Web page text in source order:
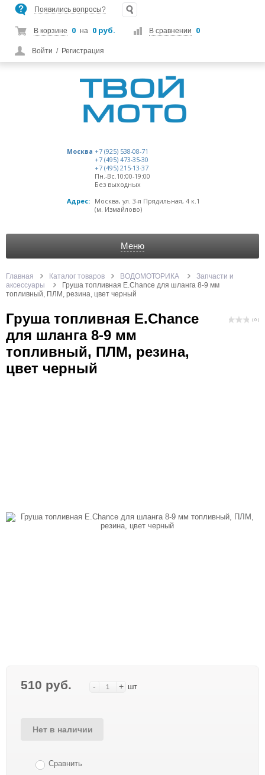
Появились вопросы?
В корзине 0 на 0 руб. В сравнении 0
Войти / Регистрация
Москва +7 (925) 538-08-71
+7 (495) 473-35-30
+7 (495) 215-13-37
Пн.-Вс.10:00-19:00
Без выходных
Адрес:
Москва, ул. 3-я Прядильная, 4 к.1
(м. Измайлово)
Меню
Главная Каталог товаров ВОДОМОТОРИКА
Запчасти и
аксессуары
Груша топливная E.Chance для шланга 8-9 мм
топливный, ПЛМ, резина, цвет черный
Груша топливная E.Chance
для шланга 8-9 мм
топливный, ПЛМ, резина,
цвет черный
( 0 )
510 руб. - + шт
Нет в наличии
Сравнить